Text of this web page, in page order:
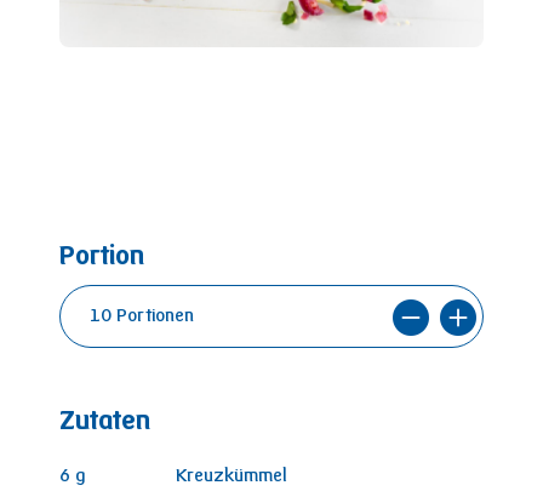
Portion
Zutaten
6 g Kreuzkümmel